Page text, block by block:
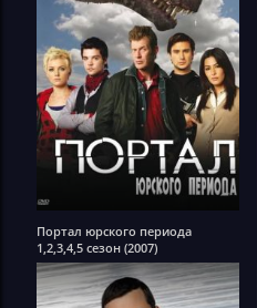
Портал юрского периода
1,2,3,4,5 сезон (2007)